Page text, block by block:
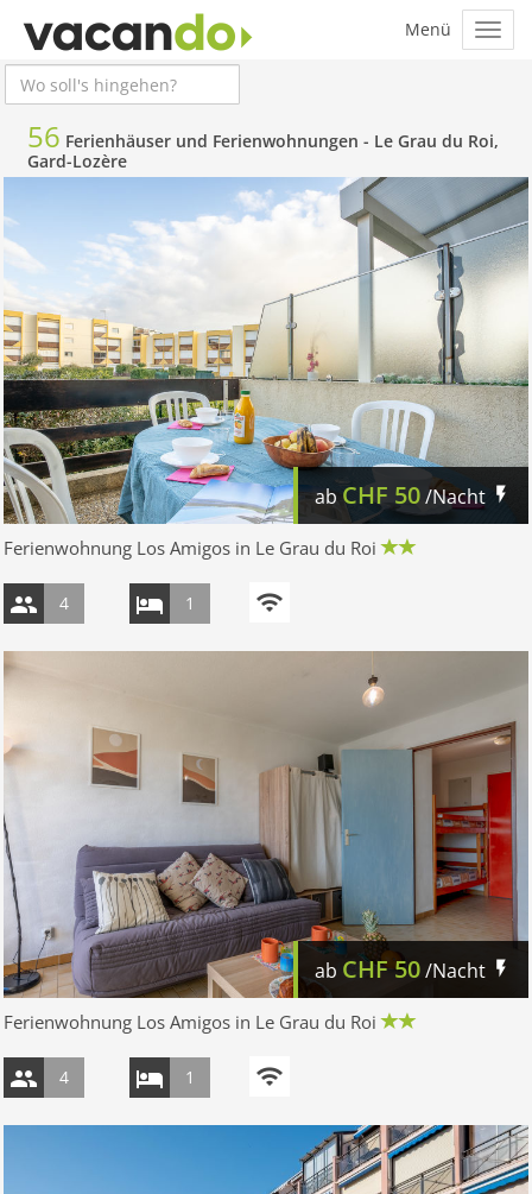
56 Ferienhäuser und Ferienwohnungen - Le Grau du Roi,
Gard-Lozère
abCHF 50/Nacht
Ferienwohnung Los Amigos in Le Grau du Roi
4 1
ab CHF50/Nacht
Ferienwohnung Los Amigos in Le Grau du Roi
4 1